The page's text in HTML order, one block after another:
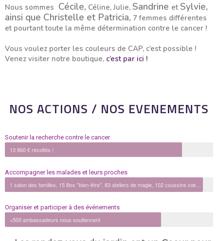
Nous sommes Cécile, Céline, Julie, Sandrine et Sylvie,
ainsi que Christelle et Patricia, 7 femmes différentes
et pourtant toute la même détermination contre le cancer !
Vous voulez porter les couleurs de CAP, c’est possible !
Venez visiter notre boutique, c’est par ici !
NOS ACTIONS / NOS EVENEMENTS
Soutenir la recherche contre le cancer
13 860 € récoltés !
Accompagner les malades et leurs proches
Organiser et participer à des événements
+500 ambassadeurs nous soutiennent